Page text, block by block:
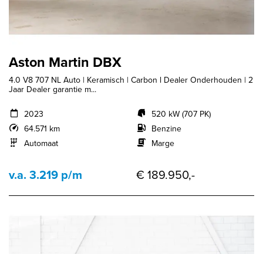
Aston Martin DBX
4.0 V8 707 NL Auto | Keramisch | Carbon l Dealer Onderhouden | 2
Jaar Dealer garantie m...
2023
64.571 km
Automaat
520 kW (707 PK)
Benzine
Marge
v.a. 3.219 p/m € 189.950,-